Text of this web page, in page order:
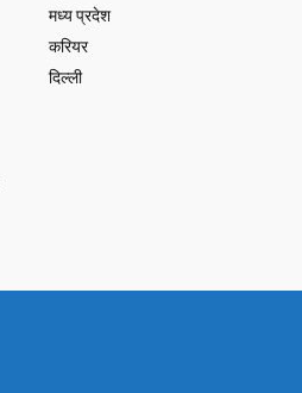
मध्य प्रदेश
करियर
दिल्ली